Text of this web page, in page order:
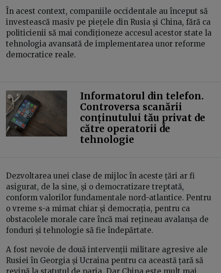
În acest context, companiile occidentale au început să
investească masiv pe piețele din Rusia și China, fără ca
politicienii să mai condiționeze accesul acestor state la
tehnologia avansată de implementarea unor reforme
democratice reale.
Informatorul din telefon.
Controversa scanării
conținutului tău privat de
către operatorii de
tehnologie
Dezvoltarea unei clase de mijloc în aceste țări ar fi
asigurat, de la sine, și o democratizare treptată,
conform valorilor fundamentale nord-atlantice. Pentru
o vreme s-a mimat chiar și democrația, pentru ca
obstacolele morale care încă mai rețineau avalanșa de
fonduri și tehnologie să fie îndepărtate.
A fost nevoie de două intervenții militare agresive ale
Rusiei în Georgia și Ucraina pentru ca această țară să